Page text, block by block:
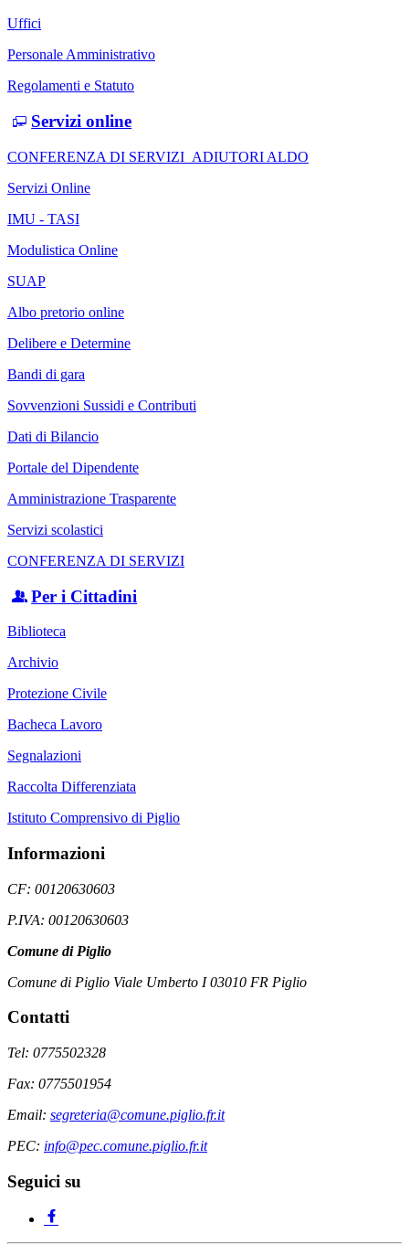
Uffici
Personale Amministrativo
Regolamenti e Statuto
Servizi online
CONFERENZA DI SERVIZI_ADIUTORI ALDO
Servizi Online
IMU - TASI
Modulistica Online
SUAP
Albo pretorio online
Delibere e Determine
Bandi di gara
Sovvenzioni Sussidi e Contributi
Dati di Bilancio
Portale del Dipendente
Amministrazione Trasparente
Servizi scolastici
CONFERENZA DI SERVIZI
Per i Cittadini
Biblioteca
Archivio
Protezione Civile
Bacheca Lavoro
Segnalazioni
Raccolta Differenziata
Istituto Comprensivo di Piglio
Informazioni
CF: 00120630603
P.IVA: 00120630603
Comune di Piglio
Comune di Piglio Viale Umberto I 03010 FR Piglio
Contatti
Tel: 0775502328
Fax: 0775501954
Email: segreteria@comune.piglio.fr.it
PEC: info@pec.comune.piglio.fr.it
Seguici su